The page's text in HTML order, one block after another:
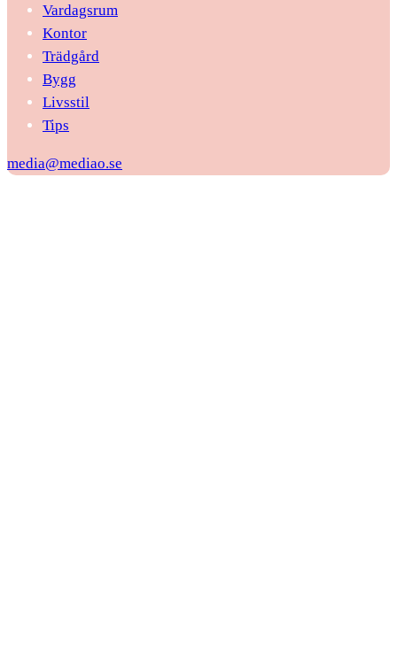
Vardagsrum
Kontor
Trädgård
Bygg
Livsstil
Tips
media@mediao.se